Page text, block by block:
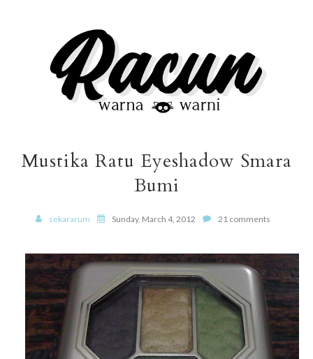
Mustika Ratu Eyeshadow Smara
Bumi
sekararum Sunday, March 4, 2012 21 comments